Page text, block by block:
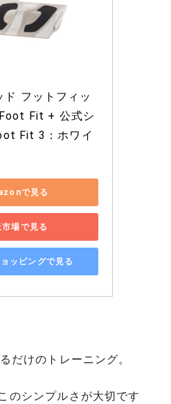
ド フットフィッ
Fit + 公式シ
Fit 3：ホワイ
で見る
市場で見る
ッピングで見る
だけのトレーニング。
のシンプルさが大切です